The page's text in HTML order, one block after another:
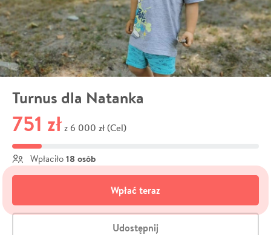
Turnus dla Natanka
751 zł z 6 000 zł (Cel)
Wpłaciło 18 osób
Wpłać teraz
Udostępnij